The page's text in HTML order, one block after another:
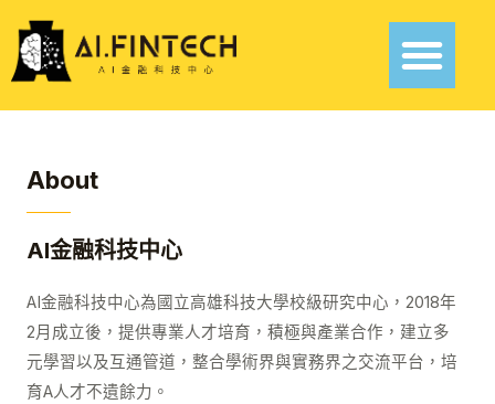
About
AI金融科技中心
AI金融科技中心為國立高雄科技大學校級研究中心，2018年
2月成立後，提供專業人才培育，積極與產業合作，建立多
元學習以及互通管道，整合學術界與實務界之交流平台，培
育A人才不遺餘力。